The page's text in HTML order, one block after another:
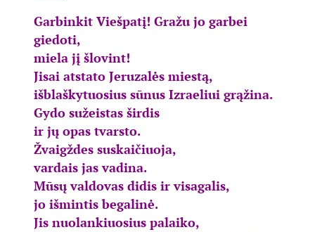
Garbinkit Viešpatį! Gražu jo garbei
giedoti,
miela jį šlovint!
Jisai atstato Jeruzalės miestą,
išblaškytuosius sūnus Izraeliui grąžina.
Gydo sužeistas širdis
ir jų opas tvarsto.
Žvaigždes suskaičiuoja,
vardais jas vadina.
Mūsų valdovas didis ir visagalis,
jo išmintis begalinė.
Jis nuolankiuosius palaiko,